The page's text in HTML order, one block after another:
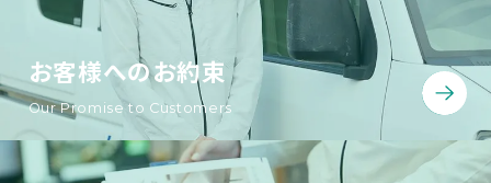
お客様へのお約束
Our Promise to Customers